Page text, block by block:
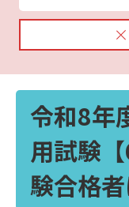
令和8年
用試験
験合格